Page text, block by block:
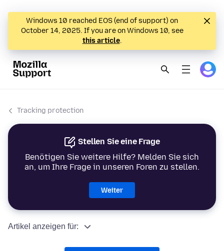
Windows 10 reached EOS (end of support) on
October 14, 2025. If you are on Windows 10, see
this article.
Tracking protection
Stellen Sie eine Frage
Benötigen Sie weitere Hilfe? Melden Sie sich
an, um Ihre Frage in unseren Foren zu stellen.
Weiter
Artikel anzeigen für: